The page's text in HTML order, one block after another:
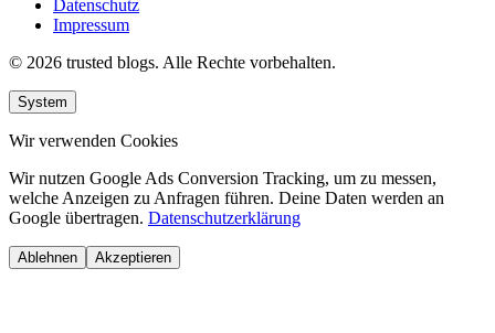
Datenschutz
Impressum
© 2026 trusted blogs. Alle Rechte vorbehalten.
System
Wir verwenden Cookies
Wir nutzen Google Ads Conversion Tracking, um zu messen,
welche Anzeigen zu Anfragen führen. Deine Daten werden an
Google übertragen. Datenschutzerklärung
Ablehnen Akzeptieren